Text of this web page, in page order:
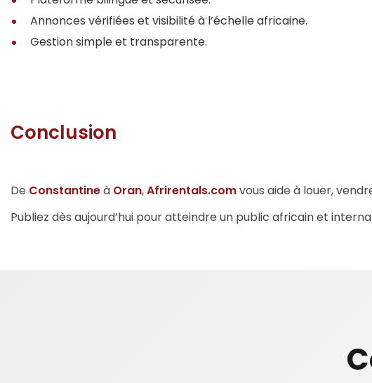
Annonces vérifiées et visibilité à l’échelle africaine.
Gestion simple et transparente.
Conclusion
De Constantineà Oran,Afrirentals.comvous aide à louer,
Publiez dès aujourd’hui pour atteindre un public africain et